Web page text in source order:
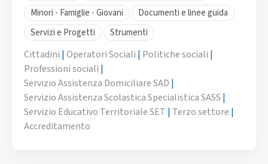
Minori - Famiglie - Giovani
Documenti e linee guida
Servizi e Progetti
Strumenti
Cittadini |Operatori Sociali | Politiche sociali |
Professioni sociali |
Servizio Assistenza Domiciliare SAD |
Servizio Assistenza Scolastica Specialistica SASS |
Servizio Educativo Territoriale SET | Terzo settore |
Accreditamento